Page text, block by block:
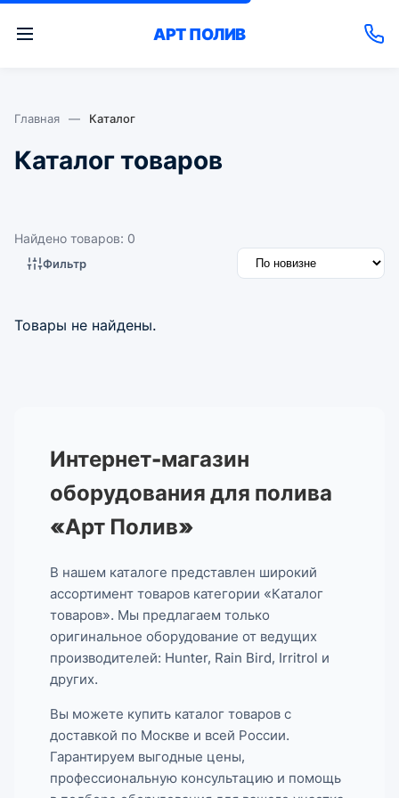
АРТ ПОЛИВ
Главная — Каталог
Каталог товаров
Найдено товаров: 0
Фильтр
Товары не найдены.
Интернет-магазин
оборудования для полива
«Арт Полив»
В нашем каталоге представлен широкий
ассортимент товаров категории «Каталог
товаров». Мы предлагаем только
оригинальное оборудование от ведущих
производителей: Hunter, Rain Bird, Irritrol и
других.
Вы можете купить каталог товаров с
доставкой по Москве и всей России.
Гарантируем выгодные цены,
профессиональную консультацию и помощь